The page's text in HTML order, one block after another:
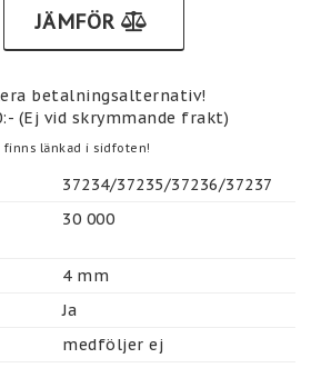
JÄMFÖR
betalningsalternativ!
(Ej vid skrymmande frakt)
länkad i sidfoten!
37234/37235/37236/37237
30 000
4 mm
Ja
medföljer ej